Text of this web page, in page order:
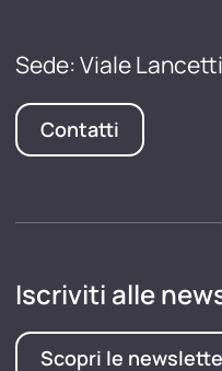
Sede: Viale
Contatti
Iscriviti alle
Scopri le